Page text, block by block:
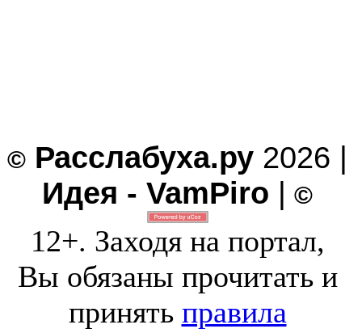
© Расслабуха.ру 2026 |
Идея - VamPiro | ©
12+. Заходя на портал,
Вы обязаны прочитать и
принять правила